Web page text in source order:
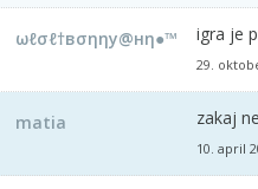
ωℓσℓ†вσηηу@нη●™ igra je
29.
matia zakaj
10. april